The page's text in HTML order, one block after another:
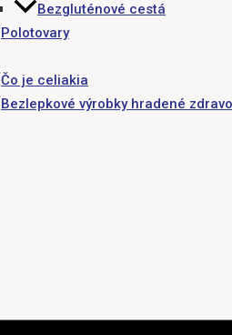
Bezgluténové cestá
Polotovary
Čo je celiakia
Bezlepkové výrobky hradené